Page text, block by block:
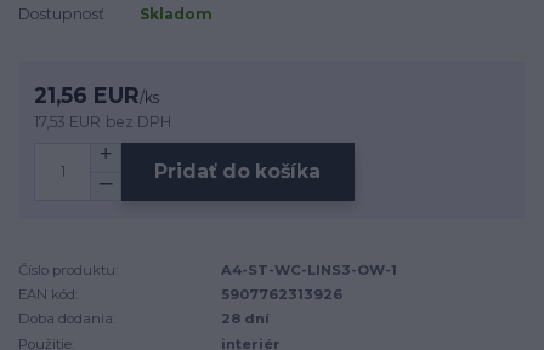
Dostupnosť Skladom
21,56 EUR/ks
17,53 EUR bez DPH
Pridať do košíka
Číslo produktu:
A4-ST-WC-LINS3-OW-1
EAN kód:
5907762313926
Doba dodania:
28 dní
Použitie:
interiér